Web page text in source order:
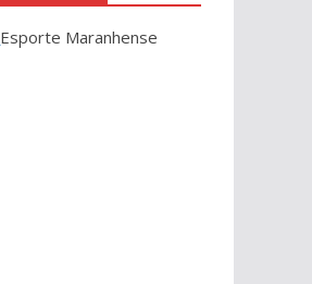
Esporte Maranhense